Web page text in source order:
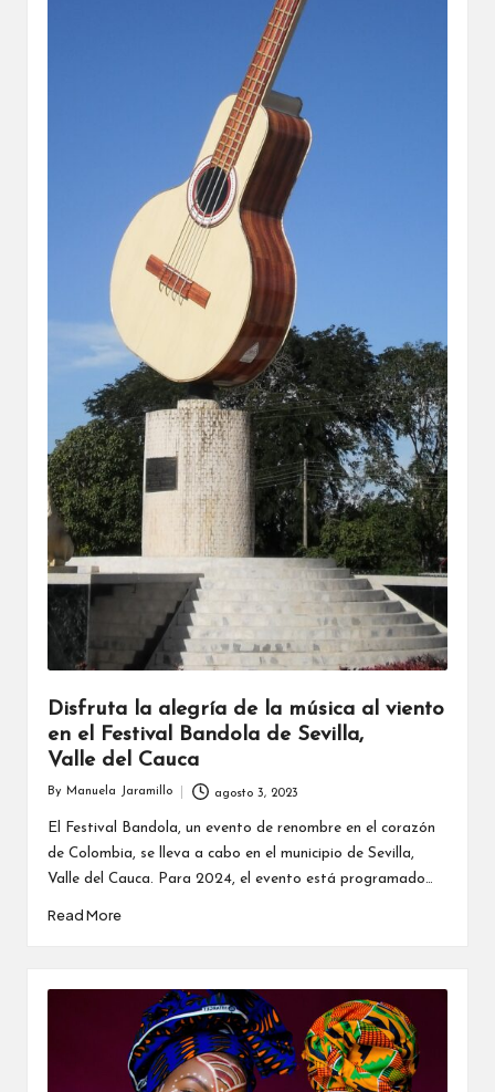
Disfruta la alegría de la música al viento
en el Festival Bandola de Sevilla,
Valle del Cauca
Posted
By Manuela Jaramillo agosto 3, 2023
El Festival Bandola, un evento de renombre en el corazón
de Colombia, se lleva a cabo en el municipio de Sevilla,
Valle del Cauca. Para 2024, el evento está programado…
Read More